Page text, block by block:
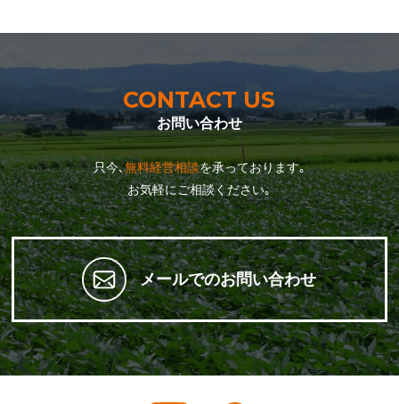
CONTACT US
お問い合わせ
只今､無料経営相談を承っております｡
お気軽にご相談ください｡
メールでのお問い合わせ